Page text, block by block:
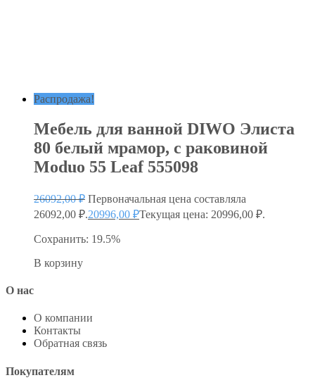
Распродажа!
Мебель для ванной DIWO Элиста
80 белый мрамор, с раковиной
Moduo 55 Leaf 555098
26092,00₽ Первоначальная цена составляла
26092,00 ₽.20996,00 ₽Текущая цена: 20996,00 ₽.
Сохранить: 19.5%
В корзину
О нас
О компании
Контакты
Обратная связь
Покупателям